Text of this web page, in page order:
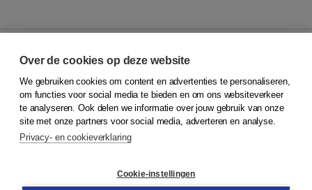
© 2026Koninklijke Boom uitgevers
Klantenservice
Service & informatie
Contact
Over de cookies op deze website
We gebruiken cookies om content en advertenties te personaliseren,
om functies voor social media te bieden en om ons websiteverkeer
te analyseren. Ook delen we informatie over jouw gebruik van onze
site met onze partners voor social media, adverteren en analyse.
Privacy- en cookieverklaring
Cookie-instellingen